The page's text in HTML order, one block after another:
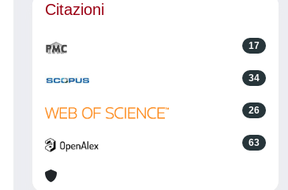
Citazioni
17
34
26
63